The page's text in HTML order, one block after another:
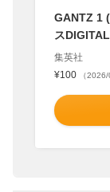
GANTZ 1
ス
集英社
¥100
（